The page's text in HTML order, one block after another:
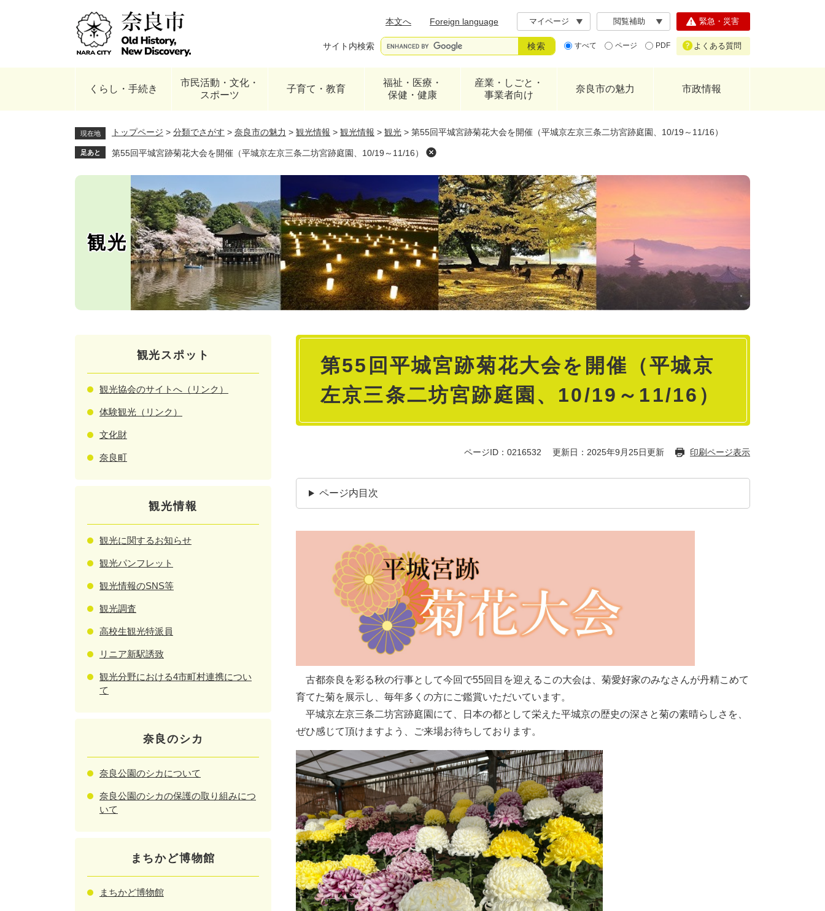
本文へ
Foreign language マイページ 閲覧補助
サイト内検索 すべて ページ PDF
緊急・災害
よくある質問
くらし・手続き
市民活動・文化・
スポーツ
子育て・教育
福祉・医療・
保健・健康
産業・しごと・
事業者向け
奈良市の魅力 市政情報
現在地 トップページ > 分類でさがす > 奈良市の魅力 > 観光情報 > 観光情報 > 観光 > 第55回平城宮跡菊花大会を開催（平城京左京三条二坊宮跡庭園、10/19～11/16）
足あと 第55回平城宮跡菊花大会を開催（平城京左京三条二坊宮跡庭園、10/19～11/16）
観光
本
第55回平城宮跡菊花大会を開催（平城京
左京三条二坊宮跡庭園、10/19～11/16）
ページID：0216532 更新日：2025年9月25日更新 印刷ページ表示
ページ内目次
古都奈良を彩る秋の行事として今回で55回目を迎えるこの大会は、菊愛好家のみなさんが丹精こめて
育てた菊を展示し、毎年多くの方にご鑑賞いただいています。
平城京左京三条二坊宮跡庭園にて、日本の都として栄えた平城京の歴史の深さと菊の素晴らしさを、
ぜひ感じて頂けますよう、ご来場お待ちしております。
観光スポット
観光協会のサイトへ（リンク）
体験観光（リンク）
文化財
奈良町
観光情報
観光に関するお知らせ
観光パンフレット
観光情報のSNS等
観光調査
高校生観光特派員
リニア新駅誘致
観光分野における4市町村連携につい
て
奈良のシカ
奈良公園のシカについて
奈良公園のシカの保護の取り組みにつ
いて
まちかど博物館
まちかど博物館